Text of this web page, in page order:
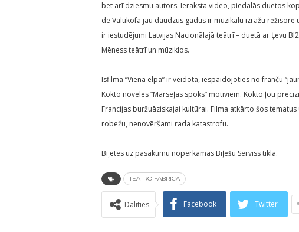
bet arī dziesmu autors. Ieraksta video, piedalās duetos
de Valukofa jau daudzus gadus ir muzikālu izrāžu
ir iestudējumi Latvijas Nacionālajā teātrī – duetā ar Ļevu
Mēness teātrī un mūziklos.
Īsfilma “Vienā elpā” ir veidota, iespaidojoties no franču
Kokto noveles “Marseļas spoks” motīviem. Kokto ļoti
Francijas buržuāziskajai kultūrai. Filma atkārto šos
robežu, nenovēršami rada katastrofu.
Biļetes uz pasākumu nopērkamas Biļešu Serviss tīklā.
TEATRO FABRICA
Dalīties Facebook Twitter